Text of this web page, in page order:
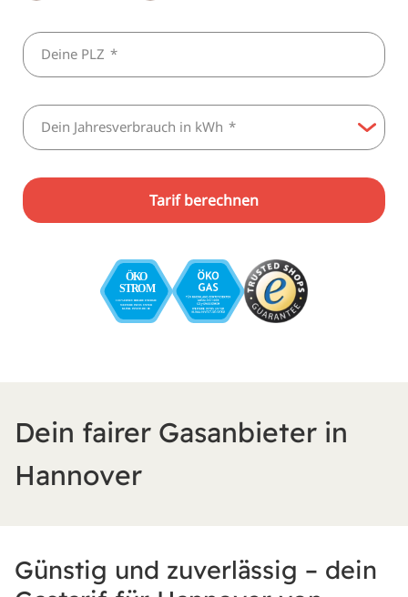
Deine PLZ *
Dein Jahresverbrauch in kWh *
Tarif berechnen
Dein fairer Gasanbieter in
Hannover
Günstig und zuverlässig – dein